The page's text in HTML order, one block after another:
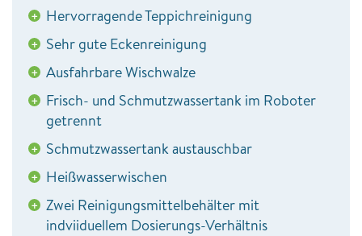
+ Hervorragende Teppichreinigung
+ Sehr gute Eckenreinigung
+ Ausfahrbare Wischwalze
+ Frisch- und Schmutzwassertank im Roboter
getrennt
+ Schmutzwassertank austauschbar
+ Heißwasserwischen
+ Zwei Reinigungsmittelbehälter mit
indviiduellem Dosierungs-Verhältnis